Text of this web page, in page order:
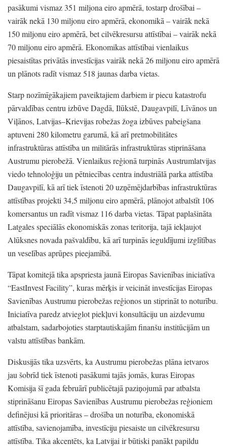
pasākumi vismaz 351 miljona eiro apmērā, tostarp drošībai –
vairāk nekā 130 miljonu eiro apmērā, ekonomikā – vairāk nekā
150 miljonu eiro apmērā, bet cilvēkresursu attīstībai – vairāk nekā
70 miljonu eiro apmērā. Ekonomikas attīstībai vienlaikus
piesaistītas privātās investīcijas vairāk nekā 26 miljonu eiro apmērā
un plānots radīt vismaz 518 jaunas darba vietas.
Starp nozīmīgākajiem paveiktajiem darbiem ir piecu katastrofu
pārvaldības centru izbūve Dagdā, Ilūkstē, Daugavpilī, Līvānos un
Viļānos, Latvijas–Krievijas robežas žoga izbūves pabeigšana
aptuveni 280 kilometru garumā, kā arī pretmobilitātes
infrastruktūras attīstība un militārās infrastruktūras stiprināšana
Austrumu pierobežā. Vienlaikus reģionā turpinās Austrumlatvijas
viedo tehnoloģiju un pētniecības centra industriālā parka attīstība
Daugavpilī, kā arī tiek īstenoti 20 uzņēmējdarbības infrastruktūras
attīstības projekti 34,5 miljonu eiro apmērā, plānojot atbalstīt 106
komersantus un radīt vismaz 116 darba vietas. Tāpat paplašināta
Latgales speciālās ekonomiskās zonas teritorija, tajā iekļaujot
Alūksnes novada pašvaldību, kā arī turpinās ieguldījumi izglītības
un veselības aprūpes pieejamībā.
Tāpat komitejā tika apspriesta jaunā Eiropas Savienības iniciatīva
“EastInvest Facility”, kuras mērķis ir veicināt investīcijas Eiropas
Savienības Austrumu pierobežas reģionos un stiprināt to noturību.
Iniciatīva paredz atvieglot piekļuvi konsultāciju un aizdevumu
atbalstam, sadarbojoties starptautiskajām finanšu institūcijām un
valstu attīstības bankām.
Diskusijās tika uzsvērts, ka Austrumu pierobežas plāna ietvaros
jau šobrīd tiek īstenoti pasākumi tajās jomās, kuras Eiropas
Komisija šī gada februārī publicētajā paziņojumā par atbalsta
stiprināšanu Eiropas Savienības Austrumu pierobežas reģioniem
definējusi kā prioritāras– drošība un noturība, ekonomiskā
attīstība, savienojamība, investīciju piesaiste un cilvēkresursu
attīstība. Tika akcentēts, ka Latvijai ir būtiski panākt papildu